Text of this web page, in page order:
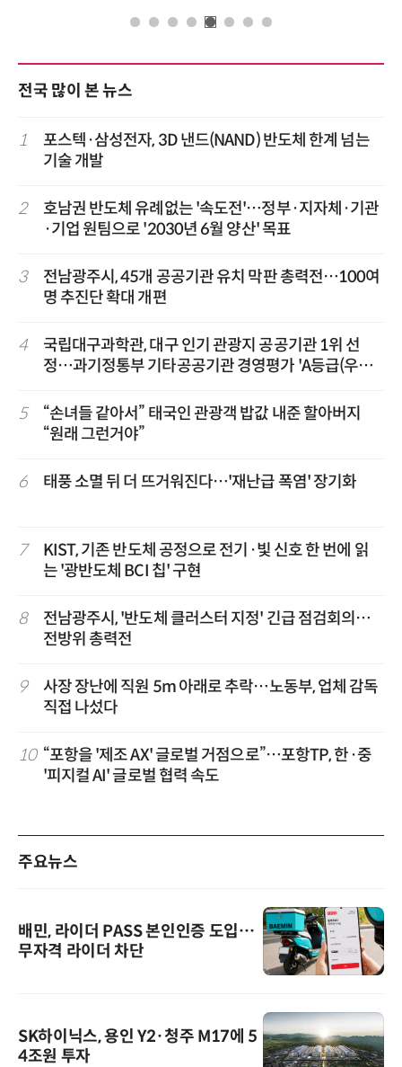
전국 많이 본 뉴스
1
포스텍·삼성전자, 3D 낸드(NAND) 반도체 한계 넘는
기술 개발
2
호남권 반도체 유례없는 '속도전'…정부·지자체·기관
·기업 원팀으로 '2030년 6월 양산' 목표
3
전남광주시, 45개 공공기관 유치 막판 총력전…100여
명 추진단 확대 개편
4
국립대구과학관, 대구 인기 관광지 공공기관 1위 선
정…과기정통부 기타공공기관 경영평가 'A등급(우수)'
5
“손녀들 같아서” 태국인 관광객 밥값 내준 할아버지
“원래 그런거야”
6 태풍 소멸 뒤 더 뜨거워진다…'재난급 폭염' 장기화
7
KIST, 기존 반도체 공정으로 전기·빛 신호 한 번에 읽
는 '광반도체 BCI 칩' 구현
8
전남광주시, '반도체 클러스터 지정' 긴급 점검회의…
전방위 총력전
9
사장 장난에 직원 5m 아래로 추락…노동부, 업체 감독
직접 나섰다
10 “포항을 '제조 AX' 글로벌 거점으로”…포항TP, 한·중
'피지컬 AI' 글로벌 협력 속도
주요뉴스
배민, 라이더 PASS 본인인증 도입…
무자격 라이더 차단
SK하이닉스, 용인 Y2·청주 M17에 5
4조원 투자